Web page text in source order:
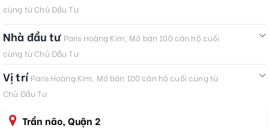
cùng từ Chủ Đầu Tư
Nhà đầu tư Paris Hoàng Kim, Mở bán 100 căn hộ cuối
cùng từ Chủ Đầu Tư
Vị trí Paris Hoàng Kim, Mở bán 100 căn hộ cuối cùng từ
Chủ Đầu Tư
Trần não, Quận 2